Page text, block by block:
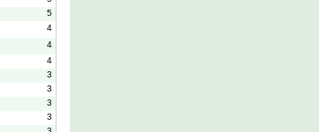
5
4
4
4
3
3
3
3